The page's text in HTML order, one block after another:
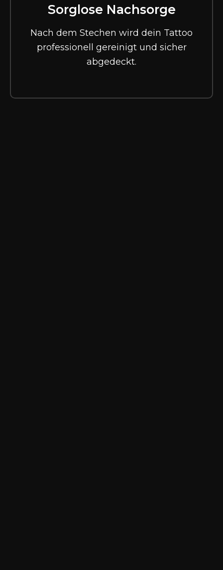
Sorglose Nachsorge
Nach dem Stechen wird dein Tattoo
professionell gereinigt und sicher
abgedeckt.